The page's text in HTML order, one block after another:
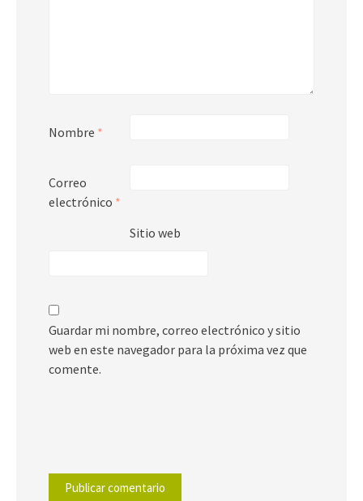
Nombre *
Correo
electrónico *
Sitio web
Guardar mi nombre, correo electrónico y sitio
web en este navegador para la próxima vez que
comente.